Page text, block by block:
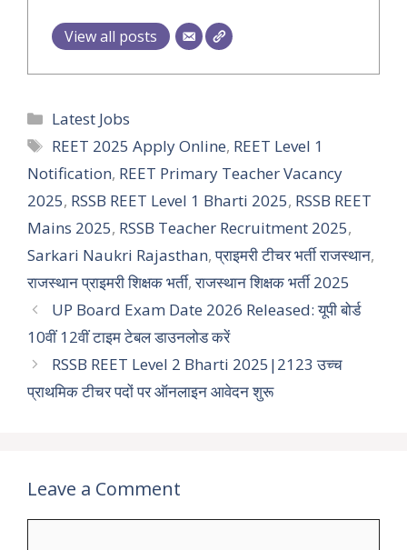
View all posts
Categories
Latest Jobs
Tags
REET 2025 Apply Online, REET Level 1
Notification, REET Primary Teacher Vacancy
2025, RSSB REET Level 1 Bharti 2025, RSSB REET
Mains 2025, RSSB Teacher Recruitment 2025,
Sarkari Naukri Rajasthan,प्राइमरी टीचर भर्ती राजस्थान,
राजस्थान प्राइमरी शिक्षक भर्ती,राजस्थान शिक्षक भर्ती 2025
UP Board Exam Date 2026 Released: यूपी बोर्ड
10वीं 12वीं टाइम टेबल डाउनलोड करें
RSSB REET Level 2 Bharti 2025|2123 उच्च
प्राथमिक टीचर पदों पर ऑनलाइन आवेदन शुरू
Leave a Comment